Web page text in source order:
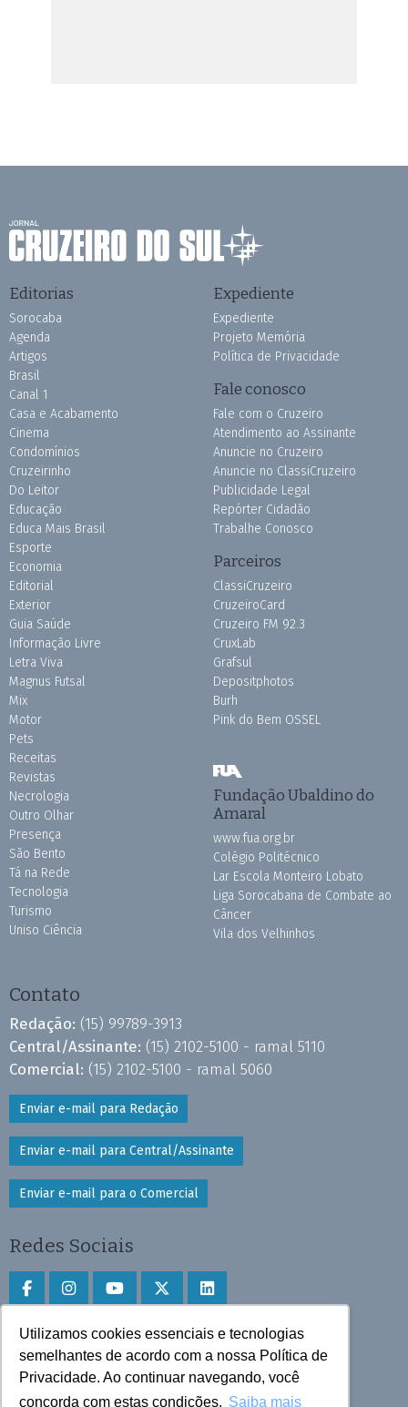
Utilizamos cookies essenciais e tecnologias
semelhantes de acordo com a nossa Política de
Privacidade. Ao continuar navegando, você
concorda com estas condições. Saiba mais
Editorias
Sorocaba
Agenda
Artigos
Brasil
Canal 1
Casa e Acabamento
Cinema
Condomínios
Cruzeirinho
Do Leitor
Educação
Educa Mais Brasil
Esporte
Economia
Editorial
Exterior
Guia Saúde
Informação Livre
Letra Viva
Magnus Futsal
Mix
Motor
Pets
Receitas
Revistas
Necrologia
Outro Olhar
Presença
São Bento
Tá na Rede
Tecnologia
Turismo
Uniso Ciência
Expediente
Expediente
Projeto Memória
Política de Privacidade
Fale conosco
Fale com o Cruzeiro
Atendimento ao Assinante
Anuncie no Cruzeiro
Anuncie no ClassiCruzeiro
Publicidade Legal
Repórter Cidadão
Trabalhe Conosco
Parceiros
ClassiCruzeiro
CruzeiroCard
Cruzeiro FM 92.3
CruxLab
Grafsul
Depositphotos
Burh
Pink do Bem OSSEL
Fundação Ubaldino do
Amaral
www.fua.org.br
Colégio Politécnico
Lar Escola Monteiro Lobato
Liga Sorocabana de Combate ao
Câncer
Vila dos Velhinhos
Contato
Redação: (15) 99789-3913
Central/Assinante: (15) 2102-5100 - ramal 5110
Comercial: (15) 2102-5100 - ramal 5060
Enviar e-mail para Redação
Enviar e-mail para Central/Assinante
Enviar e-mail para o Comercial
Redes Sociais
Faça download do aplicativo
Play Store e App Store